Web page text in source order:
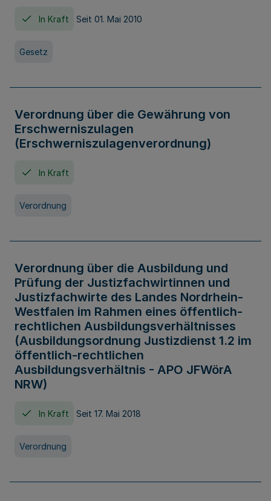
In Kraft Seit 01. Mai 2010
Gesetz
Verordnung über die Gewährung von
Erschwerniszulagen
(Erschwerniszulagenverordnung)
In Kraft
Verordnung
Verordnung über die Ausbildung und
Prüfung der Justizfachwirtinnen und
Justizfachwirte des Landes Nordrhein-
Westfalen im Rahmen eines öffentlich-
rechtlichen Ausbildungsverhältnisses
(Ausbildungsordnung Justizdienst 1.2 im
öffentlich-rechtlichen
Ausbildungsverhältnis - APO JFWörA
NRW)
In Kraft Seit 17. Mai 2018
Verordnung